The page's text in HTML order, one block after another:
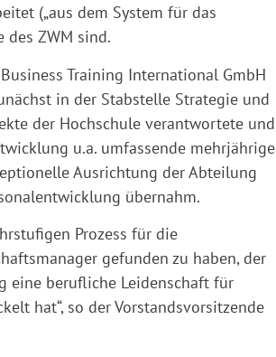
(„aus dem System für das
des ZWM sind.
Training International GmbH
in der Stabstelle Strategie und
der Hochschule verantwortete und
u.a. umfassende mehrjährige
Ausrichtung der Abteilung
übernahm.
Prozess für die
gefunden zu haben, der
eine berufliche Leidenschaft für
hat“, so der Vorstandsvorsitzende